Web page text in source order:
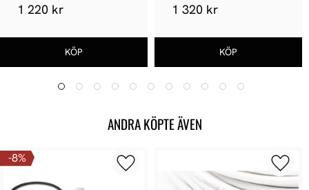
1 220 kr 1 320 kr
ANDRA KÖPTE ÄVEN
8%